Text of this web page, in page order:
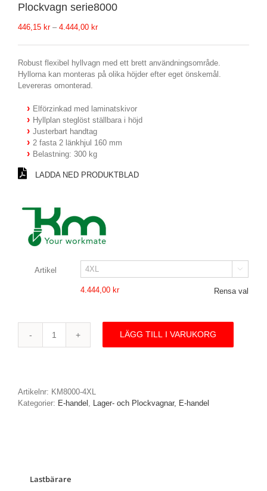
Plockvagn serie8000
446,15 kr – 4.444,00 krPrisintervall:
4.444,00 kr
Robust flexibel hyllvagn med ett brett användningsområde.
Hyllorna kan monteras på olika höjder efter eget önskemål.
Levereras omonterad.
Elförzinkad med laminatskivor
Hyllplan steglöst ställbara i höjd
Justerbart handtag
2 fasta 2 länkhjul 160 mm
Belastning: 300 kg
LADDA NED PRODUKTBLAD
Artikel 
4.444,00 kr Rensa val
Plockvagn
LÄGG TILL I VARUKORG
Artikelnr: KM8000-4XL
Kategorier: E-handel Lager- och Plockvagnar, E-handel
Lastbärare